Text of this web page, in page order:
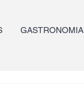
GASTRONOMIA